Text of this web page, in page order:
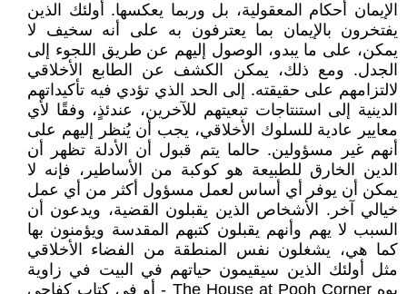
الإيمان أحكام المعقولية، بل وربما يعكسها. أولئك الذين
يفتخرون بالإيمان بما يعترفون به على أنه سخيف لا
يمكن، على ما يبدو، الوصول إليهم عن طريق اللجوء إلى
الجدل. ومع ذلك، يمكن الكشف عن الطابع الأخلاقي
لالتزامهم على حقيقته. إلى الحد الذي تؤدي فيه تأكيداتهم
الدينية إلى استنتاجات تبعيتهم للآخرين، عندئذٍ، وفقًا لأي
معايير عادية للسلوك الأخلاقي، يجب أن يُنظر إليهم على
أنهم غير مسؤولين. حالما يتم قبول أن الأدلة تظهر أن
الدين الخارق للطبيعة هو كوكبة من الأساطير، فإنه لا
يمكن أن يوفر أي أساس لعمل مسؤول أكثر من أي عمل
خيالي آخر. الأشخاص الذين يقبلون القضية، ويدعون أن
السبب لا يهم وأنهم يقبلون كتبهم المقدسة ويؤمنون بها
كما هي، يشغلون نفس المنطقة من الفضاء الأخلاقي
مثل أولئك الذين سيقيمون حياتهم في البيت في زاوية
بوه The House at Pooh Corner - أو في كتاب كفاحي